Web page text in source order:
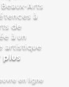
Arts
à
de
à un
artistique
plus
en ligne